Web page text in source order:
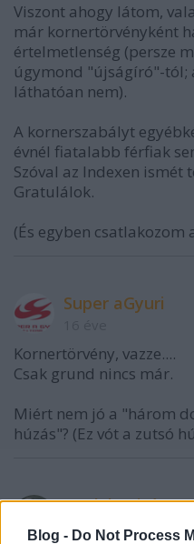
Blog - Do Not Process
Viszont ahogy látom,
már kornertörvényként
értelmetlenség (persze
úgymond "újságíró"-tól;
láthatóan nem).
A kornerszabályt
évnél fiatalabb férfiak
Szóval az Indexen ismét
Gratulálok.
(És egyben csatlakozom
Super aGyuri
Kornertörvény, vazze....
Csak grund nincs már.
Miért nem jó a "három
húzás"? (Ez vót a zutsó
Cook kapitány
16 éve